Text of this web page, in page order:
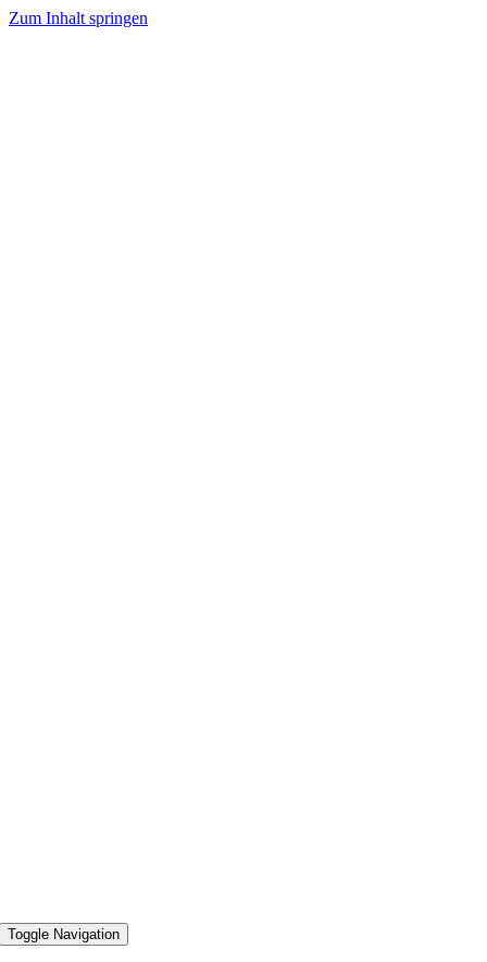
Zum Inhalt springen
Toggle Navigation